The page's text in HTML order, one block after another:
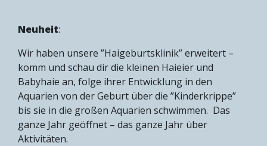
Neuheit:
Wir haben unsere ”Haigeburtsklinik” erweitert –
komm und schau dir die kleinen Haieier und
Babyhaie an, folge ihrer Entwicklung in den
Aquarien von der Geburt über die ”Kinderkrippe”
bis sie in die großen Aquarien schwimmen. Das
ganze Jahr geöffnet – das ganze Jahr über
Aktivitäten.